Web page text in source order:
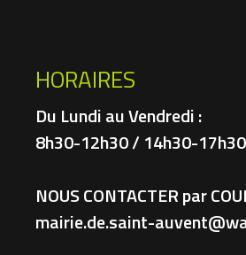
HORAIRES
Du Lundi au Vendredi :
8h30-12h30 / 14h30-17h30
NOUS CONTACTER par
mairie.de.saint-